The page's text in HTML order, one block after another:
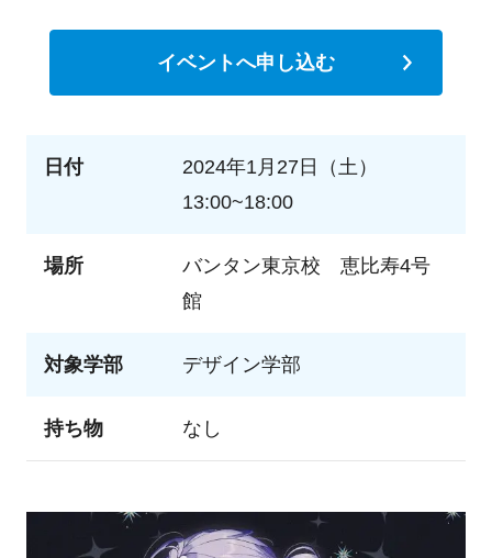
イベントへ申し込む
日付
2024年1月27日（土）
13:00~18:00
場所
バンタン東京校 恵比寿4号
館
対象学部 デザイン学部
持ち物 なし